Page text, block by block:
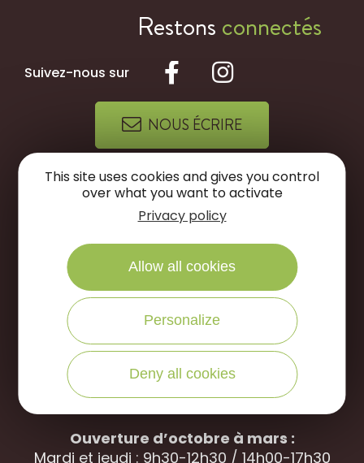
Restonsconnectés
Suivez-nous sur
NOUS ÉCRIRE
NOUS APPELER
Office de Tourisme des Portes de Sologne
Rue des jardins, 45240 LaFerté Saint-
Aubin
Ouverture d’avril à septembre
Du mardi au samedi : 9h30-12h30 / 14h00-
Dimanche : 10h00-12h30 (uniquement en
juillet – août)
Ouverture d’octobre à mars :
Mardi et jeudi : 9h30-12h30 / 14h00-17h30
This site uses cookies and gives you control
over what you want to activate
Privacy policy
Allow all cookies
Personalize
Deny all cookies